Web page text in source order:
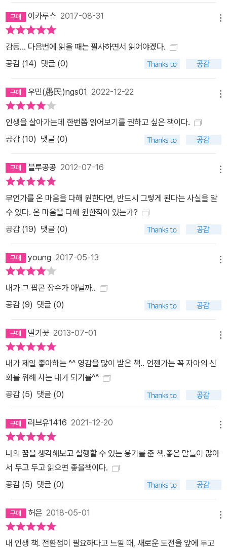
이카루스 2017-08-31
감동... 다음번에 읽을 때는 필사하면서 읽어야겠다.
공감 (14) 댓글 (0)
우민(愚民)ngs01 2022-12-22
인생을 살아가는데 한번쯤 읽어보기를 권하고 싶은 책이다.
공감 (10) 댓글 (0)
블루공공 2012-07-16
무언가를 온 마음을 다해 원한다면, 반드시 그렇게 된다는 사실을 알
수 있다. 온 마음을 다해 원한적이 있는가?
공감 (19) 댓글 (0)
young 2017-05-13
내가 그 팝콘 장수가 아닐까..
공감 (9) 댓글 (0)
딸기꽃 2013-07-01
내가 제일 좋아하는 ^^ 영감을 많이 받은 책.. 언젠가는 꼭 자아의 신
화를 위해 사는 내가 되기를^^
공감 (5) 댓글 (0)
러브유1416 2021-12-20
나의 꿈을 생각해보고 실행할 수 있는 용기를 준 책.좋은 말들이 많아
서 두고 두고 읽으면 좋을책이다.
공감 (5) 댓글 (0)
허은 2018-05-01
내 인생 책. 전환점이 필요하다고 느낄 때, 새로운 도전을 앞에 두고